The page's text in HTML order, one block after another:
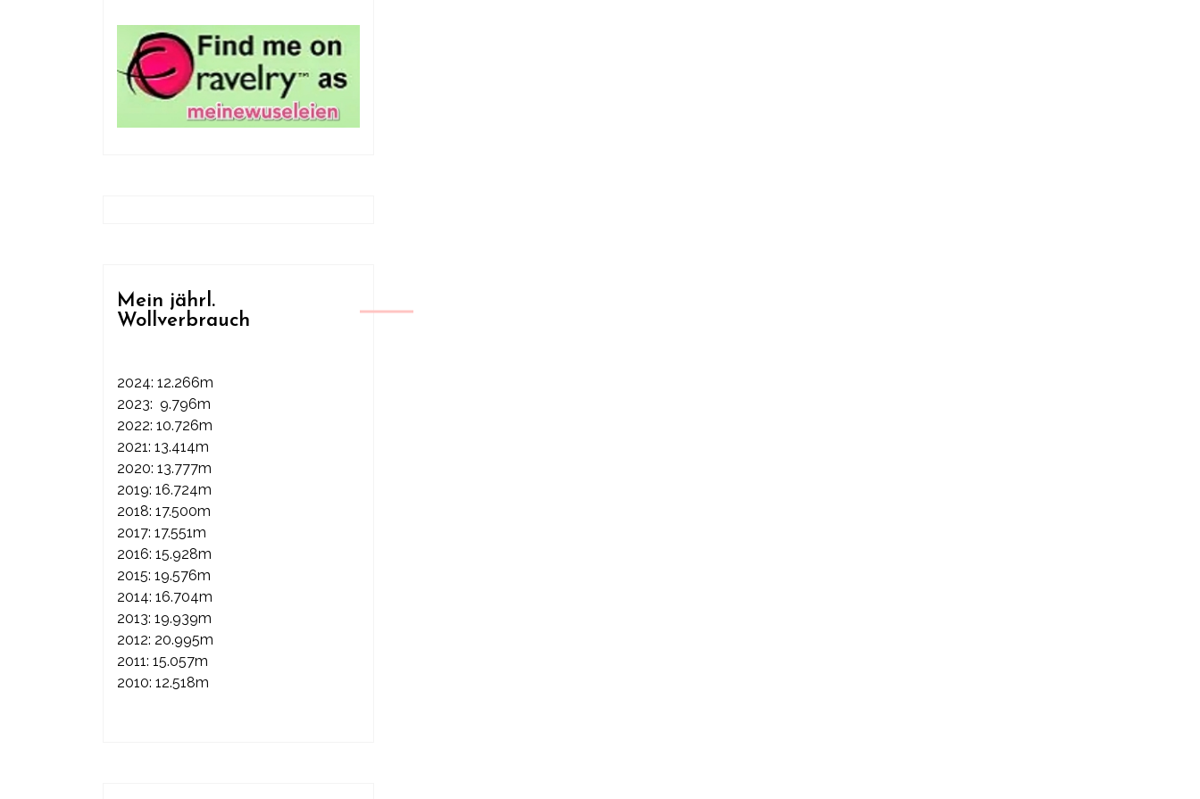
Mein jährl.
Wollverbrauch
2024: 12.266m
2023: 9.796m
2022: 10.726m
2021: 13.414m
2020: 13.777m
2019: 16.724m
2018: 17.500m
2017: 17.551m
2016: 15.928m
2015: 19.576m
2014: 16.704m
2013: 19.939m
2012: 20.995m
2011: 15.057m
2010: 12.518m